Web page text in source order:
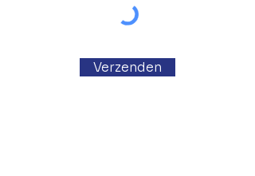
Verzenden